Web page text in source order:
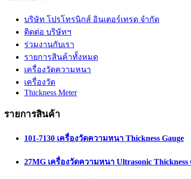
บริษัท โปรโทรนิกส์ อินเตอร์เทรด จำกัด
ติดต่อ บริษัทฯ
ร่วมงานกับเรา
รายการสินค้าทั้งหมด
เครื่องวัดความหนา
เครื่องวัด
Thickness Meter
รายการสินค้า
101-7130 เครื่องวัดความหนา Thickness Gauge
27MG เครื่องวัดความหนา Ultrasonic Thickness